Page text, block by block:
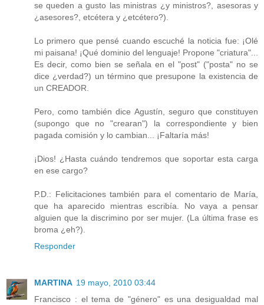
se queden a gusto las ministras ¿y ministros?, asesoras y
¿asesores?, etcétera y ¿etcétero?).
Lo primero que pensé cuando escuché la noticia fue: ¡Olé
mi paisana! ¡Qué dominio del lenguaje! Propone "criatura"...
Es decir, como bien se señala en el "post" ("posta" no se
dice ¿verdad?) un término que presupone la existencia de
un CREADOR.
Pero, como también dice Agustín, seguro que constituyen
(supongo que no "crearan") la correspondiente y bien
pagada comisión y lo cambian... ¡Faltaría más!
¡Dios! ¿Hasta cuándo tendremos que soportar esta carga
en ese cargo?
P.D.: Felicitaciones también para el comentario de María,
que ha aparecido mientras escribía. No vaya a pensar
alguien que la discrimino por ser mujer. (La última frase es
broma ¿eh?).
Responder
MARTINA 19 mayo, 2010 03:44
Francisco : el tema de "género" es una desigualdad mal